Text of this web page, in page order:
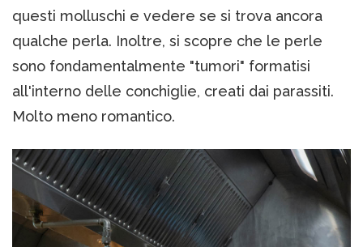
questi molluschi e vedere se si trova ancora
qualche perla. Inoltre, si scopre che le perle
sono fondamentalmente "tumori" formatisi
all'interno delle conchiglie, creati dai parassiti.
Molto meno romantico.